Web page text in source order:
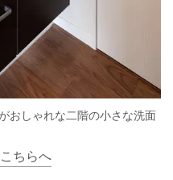
おしゃれな二階の小さな洗面
ちらへ